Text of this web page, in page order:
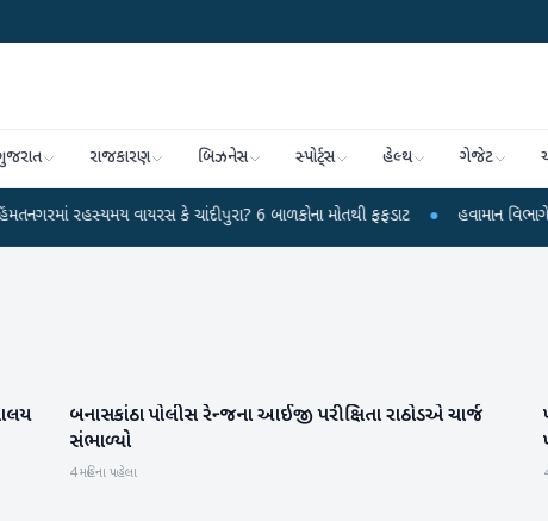
રાજકારણ બિઝનેસ સ્પોર્ટ્સ હેલ્થ ગેજેટ
વાયરસ કે ચાંદીપુરા? 6 બાળકોના મોતથી ફફડાટ ● હવામાન વિભાગે 18 રાજ્યો
બનાસકાંઠા
બનાસકાંઠા પોલીસ રેન્જના આઈજી પરીક્ષિતા રાઠોડએ ચાર્જ
સંભાળ્યો
4 મહિના પહેલા